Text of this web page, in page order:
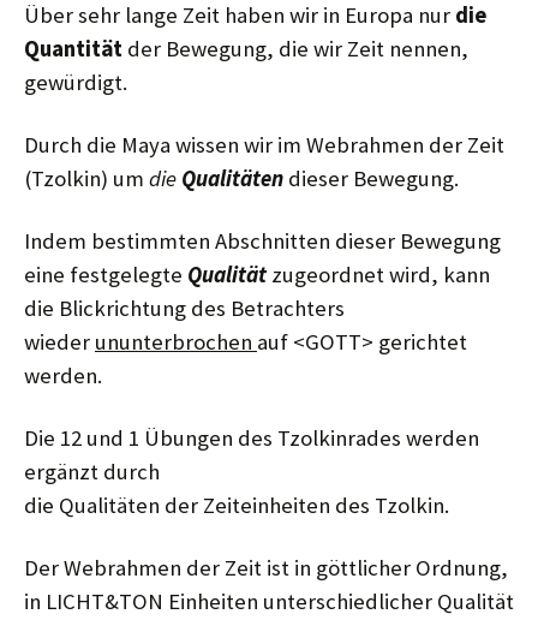
Über sehr lange Zeit haben wir in Europa nur die
Quantität der Bewegung, die wir Zeit nennen,
gewürdigt.
Durch die Maya wissen wir im Webrahmen der Zeit
(Tzolkin) um die Qualitäten dieser Bewegung.
Indem bestimmten Abschnitten dieser Bewegung
eine festgelegte Qualität zugeordnet wird, kann
die Blickrichtung des Betrachters
wieder ununterbrochen auf <GOTT> gerichtet
werden.
Die 12 und 1 Übungen des Tzolkinrades werden
ergänzt durch
die Qualitäten der Zeiteinheiten des Tzolkin.
Der Webrahmen der Zeit ist in göttlicher Ordnung,
in LICHT&TON Einheiten unterschiedlicher Qualität